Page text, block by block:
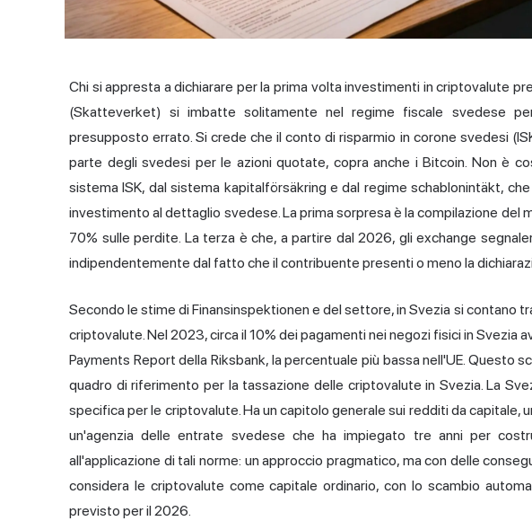
Chi si appresta a dichiarare per la prima volta investimenti in criptovalute
(Skatteverket) si imbatte solitamente nel regime fiscale svedese
presupposto errato. Si crede che il conto di risparmio in corone svedesi
parte degli svedesi per le azioni quotate, copra anche i Bitcoin. Non è
sistema ISK, dal sistema kapitalförsäkring e dal regime schablonintäkt,
investimento al dettaglio svedese. La prima sorpresa è la compilazione del
70% sulle perdite. La terza è che, a partire dal 2026, gli exchange
indipendentemente dal fatto che il contribuente presenti o meno la
Secondo le stime di Finansinspektionen e del settore, in Svezia si
criptovalute. Nel 2023, circa il 10% dei pagamenti nei negozi fisici in Svezia
Payments Report della Riksbank, la percentuale più bassa nell'UE. Questo
quadro di riferimento per la tassazione delle criptovalute in Svezia. La
specifica per le criptovalute. Ha un capitolo generale sui redditi da capitale,
un'agenzia delle entrate svedese che ha impiegato tre anni per
all'applicazione di tali norme: un approccio pragmatico, ma con delle
considera le criptovalute come capitale ordinario, con lo scambio
previsto per il 2026.